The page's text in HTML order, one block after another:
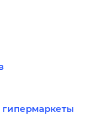
гипермаркеты